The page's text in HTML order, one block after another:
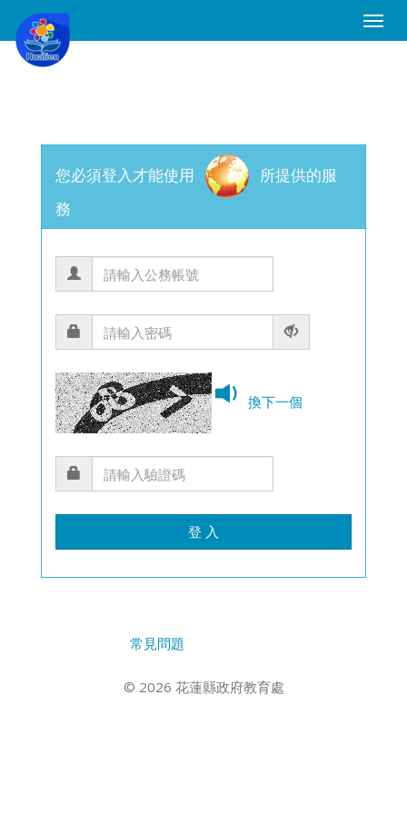
Toggle
您必須登入才能使用
所提供的服
務
換下一個
登 入
常見問題
© 2026 花蓮縣政府教育處